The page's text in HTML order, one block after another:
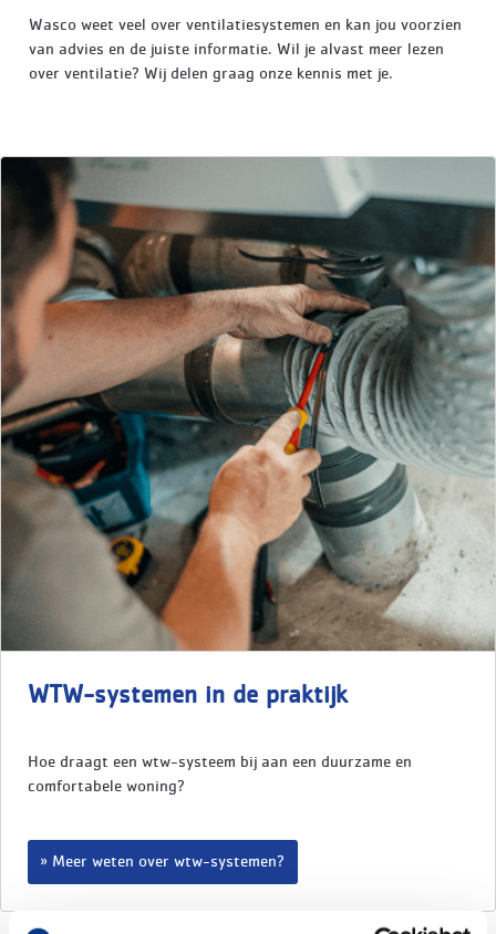
Wasco weet veel over ventilatiesystemen en kan jou voorzien
van advies en de juiste informatie. Wil je alvast meer lezen
over ventilatie? Wij delen graag onze kennis met je.
WTW-systemen in de praktijk
Hoe draagt een wtw-systeem bij aan een duurzame en
comfortabele woning?
Meer weten over wtw-systemen?